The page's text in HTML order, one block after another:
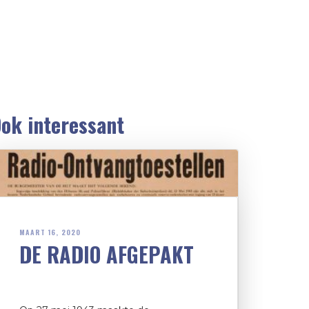
interessant
MAART 16, 2020
DE RADIO AFGEPAKT